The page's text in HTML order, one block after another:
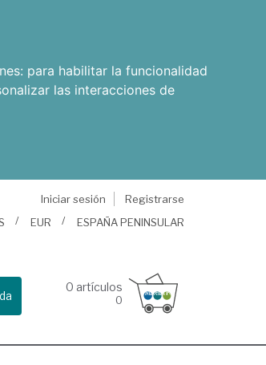
para habilitar la funcionalidad
las interacciones de
Iniciar sesión
Registrarse
EUR ESPAÑA PENINSULAR
0 artículos
0